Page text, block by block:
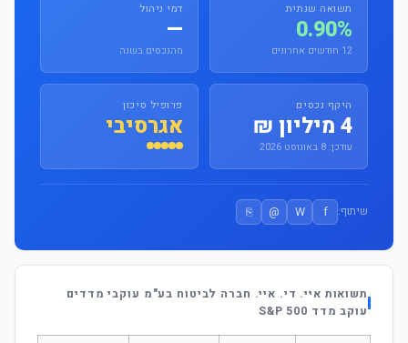
תשואה שנתית
0.90%
12 חודשים אחרונים
דמי ניהול
—
מהנכסים בשנה
היקף נכסים
4 מיליון ₪
עודכן: 8 באוגוסט 2026
פרופיל סיכון
אגרסיבי
שיתוף: f
W
@
⎘
תשואות איי. די. איי. חברה לביטוח בע"מ עוקבי מדדים
עוקב מדד S&P 500